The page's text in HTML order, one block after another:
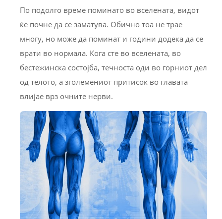
По подолго време поминато во вселената, видот
ќе почне да се заматува. Обично тоа не трае
многу, но може да поминат и години додека да се
врати во нормала. Кога сте во вселената, во
бестежинска состојба, течноста оди во горниот дел
од телото, а зголемениот притисок во главата
влијае врз очните нерви.